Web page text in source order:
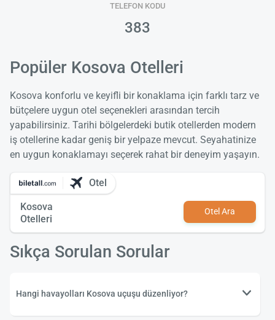
TELEFON KODU
383
Popüler Kosova Otelleri
Kosova konforlu ve keyifli bir konaklama için farklı tarz ve
bütçelere uygun otel seçenekleri arasından tercih
yapabilirsiniz. Tarihi bölgelerdeki butik otellerden modern
iş otellerine kadar geniş bir yelpaze mevcut. Seyahatinize
en uygun konaklamayı seçerek rahat bir deneyim yaşayın.
Otel
Kosova
Otelleri
Otel Ara
Sıkça Sorulan Sorular
Hangi havayolları Kosova uçuşu düzenliyor?